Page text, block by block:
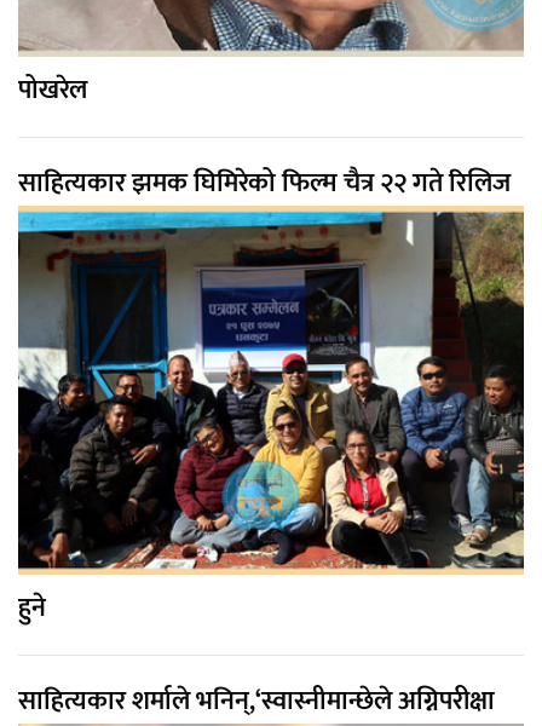
पोखरेल
साहित्यकार झमक घिमिरेको फिल्म चैत्र २२ गते रिलिज
हुने
साहित्यकार शर्माले भनिन्,‘स्वास्नीमान्छेले अग्निपरीक्षा